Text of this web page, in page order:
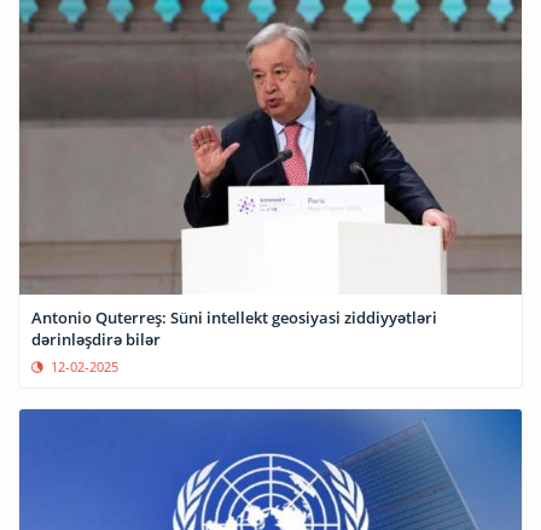
Antonio Quterreş: Süni intellekt geosiyasi ziddiyyətləri
dərinləşdirə bilər
12-02-2025